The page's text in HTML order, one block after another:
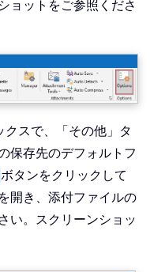
ョットをご参照くださ
スで、「その他」タ
保存先のデフォルトフ
ボタンをクリックして
開き、添付ファイルの
い。スクリーンショッ